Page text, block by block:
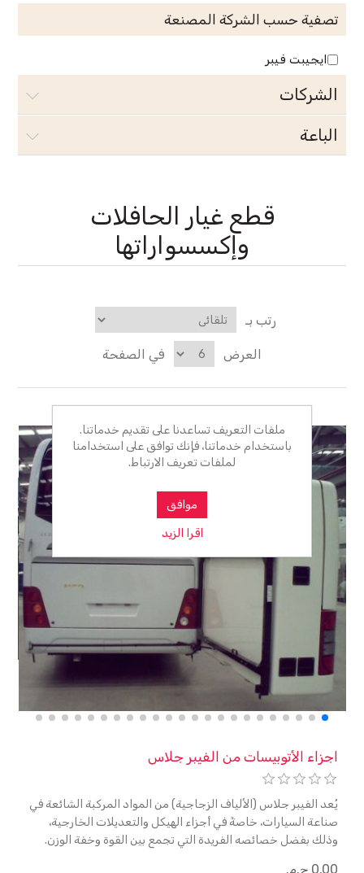
تصفية حسب الشركة المصنعة
ايجيبت فيبر
الشركات
الباعة
قطع غيار الحافلات
وإكسسواراتها
رتب بـ
العرض في الصفحة
اجزاء الأتوبيسات من الفيبر جلاس
يُعد الفيبر جلاس (الألياف الزجاجية) من المواد المركبة الشائعة في
صناعة السيارات، خاصةً في أجزاء الهيكل والتعديلات الخارجية،
وذلك بفضل خصائصه الفريدة التي تجمع بين القوة وخفة الوزن.
0٫00 ج.م.‏
ملفات التعريف تساعدنا على تقديم خدماتنا.
باستخدام خدماتنا، فإنك توافق على استخدامنا
لملفات تعريف الارتباط.
موافق
اقرا الزيد